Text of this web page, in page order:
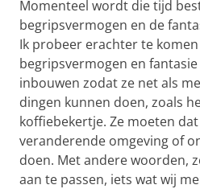
Momenteel wordt die tijd
begripsvermogen en de
Ik probeer erachter te
begripsvermogen en
inbouwen zodat ze net als
dingen kunnen doen, zoals
koffiebekertje. Ze moeten
veranderende omgeving of
doen. Met andere woorden,
aan te passen, iets wat wij